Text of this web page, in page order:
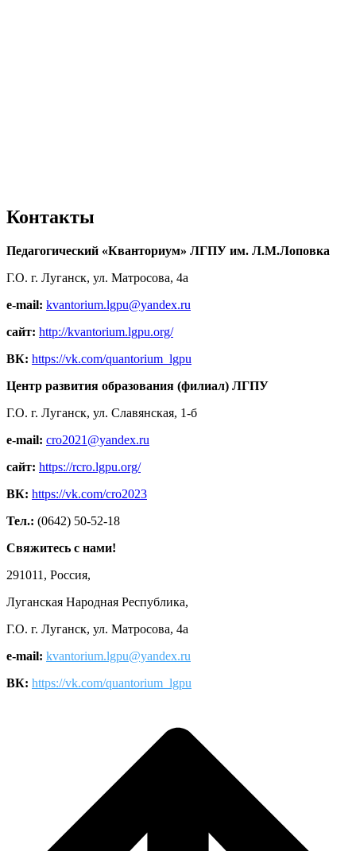
Контакты
Педагогический «Кванториум» ЛГПУ им. Л.М.Лоповка
Г.О. г. Луганск, ул. Матросова, 4а
e-mail: kvantorium.lgpu@yandex.ru
сайт: http://kvantorium.lgpu.org/
ВК: https://vk.com/quantorium_lgpu
Центр развития образования (филиал) ЛГПУ
Г.О. г. Луганск, ул. Славянская, 1-б
e-mail: cro2021@yandex.ru
сайт: https://rcro.lgpu.org/
ВК: https://vk.com/cro2023
Тел.: (0642) 50-52-18
Свяжитесь с нами!
291011, Россия,
Луганская Народная Республика,
Г.О. г. Луганск, ул. Матросова, 4а
e-mail: kvantorium.lgpu@yandex.ru
ВК: https://vk.com/quantorium_lgpu